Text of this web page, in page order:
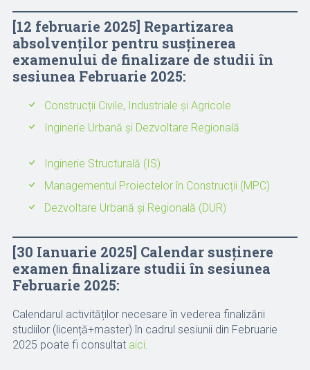
[12 februarie 2025] Repartizarea
absolvenților pentru susținerea
examenului de finalizare de studii în
sesiunea Februarie 2025:
Construcții Civile, Industriale și Agricole
Inginerie Urbană și Dezvoltare Regională
Inginerie Structurală (IS)
Managementul Proiectelor în Construcții (MPC)
Dezvoltare Urbană și Regională (DUR)
[30 Ianuarie 2025] Calendar susținere
examen finalizare studii în sesiunea
Februarie 2025:
Calendarul activităților necesare în vederea finalizării
studiilor (licență+master) în cadrul sesiunii din Februarie
2025 poate fi consultat aici.